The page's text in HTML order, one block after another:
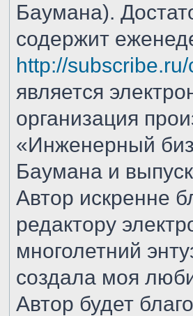
Баумана).
содержит
http://
является
организация
«Инженерный
Баумана и
Автор искренне
редактору
многолетний
создала моя
Автор будет